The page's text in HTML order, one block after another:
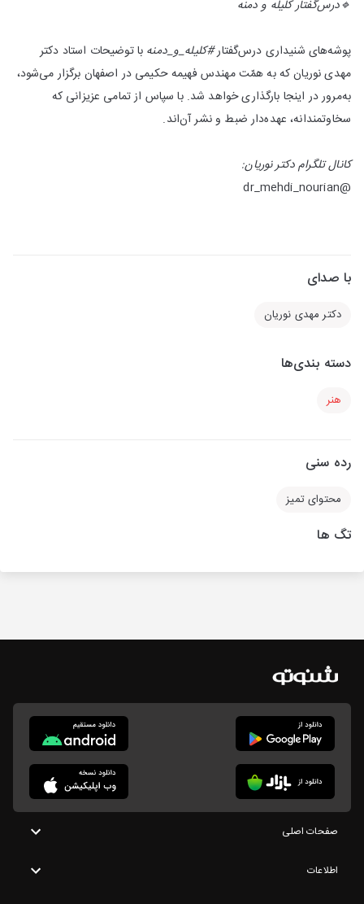
‌🔹درس‌‌گفتار کلیله و دمنه
پوشه‌های شنیداری درس‌گفتار#کلیله‌_و_دمنه با توضیحات استاد دکتر
مهدی نوریان که به همّت مهندس فهیمه حکیمی در اصفهان برگزار می‌شود،
به‌مرور در اینجا بارگذاری خواهد شد. با سپاس از تمامی عزیزانی که
سخاوتمندانه، عهده‌دار ضبط و نشر آن‌اند.
کانال تلگرام دکتر نوریان:
@dr_mehdi_nourian
با صدای
دکتر مهدی نوریان
دسته بندی‌ها
هنر
رده سنی
محتوای تمیز
تگ ها
صفحات اصلی
اطلاعات